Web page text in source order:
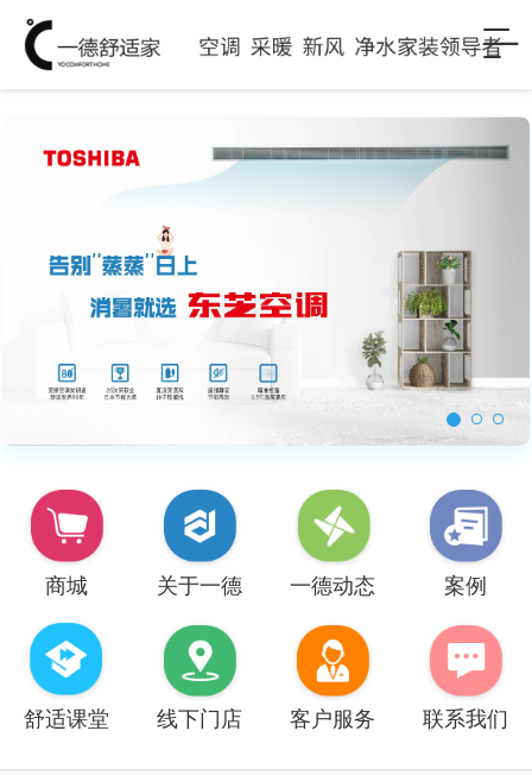
商城 关于一德 一德动态 案例
舒适课堂 线下门店 客户服务 联系我们